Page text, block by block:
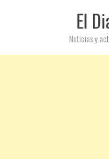
El
Noticias y